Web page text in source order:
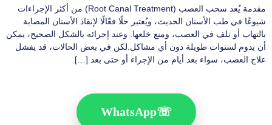
مقدمة يُعد سحب العصب (Root Canal Treatment) من أكثر الإجراءات
شيوعًا في طب الأسنان الحديث، ويُعتبر حلًا فعّالًا لإنقاذ الأسنان المصابة
بالتهاب أو تلف في العصب، ومنع خلعها. وعند إجرائه بالشكل الصحيح، يمكن
أن يدوم لسنوات طويلة دون أي مشاكل.لكن في بعض الحالات، قد يفشل
علاج العصب، سواء بعد أيام من الإجراء أو حتى بعد […]
☏
WhatsApp